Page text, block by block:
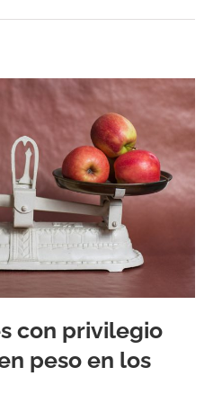
con privilegio
peso en los